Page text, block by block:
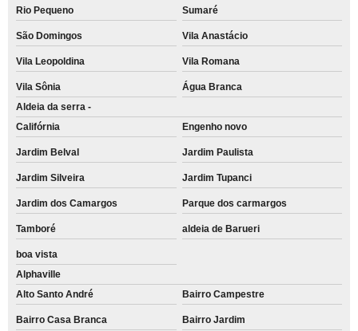
Rio Pequeno Sumaré
São Domingos Vila Anastácio
Vila Leopoldina Vila Romana
Vila Sônia
Água Branca
Aldeia da serra -
Califórnia
Engenho novo
Jardim Belval Jardim Paulista
Jardim Silveira Jardim Tupanci
Jardim dos Camargos Parque dos carmargos
Tamboré aldeia de Barueri
boa vista
Alphaville
Alto Santo André
Bairro Campestre
Bairro Casa Branca Bairro Jardim